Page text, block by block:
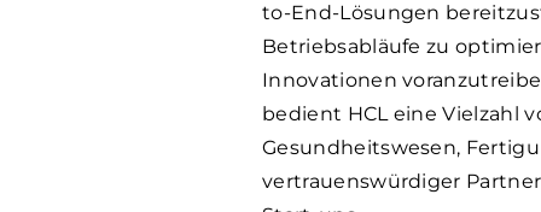
to-End-Lösungen
Betriebsabläufe zu
Innovationen
bedient HCL eine Vielzahl
Gesundheitswesen,
vertrauenswürdiger